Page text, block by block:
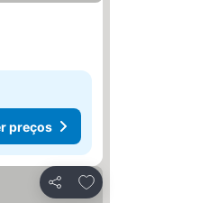
preços
Partilhar
Adicionar aos